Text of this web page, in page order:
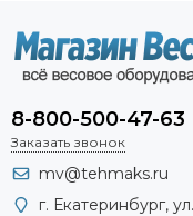
8-800-500-47-63
Заказать звонок
mv@tehmaks.ru
г. Екатеринбург,